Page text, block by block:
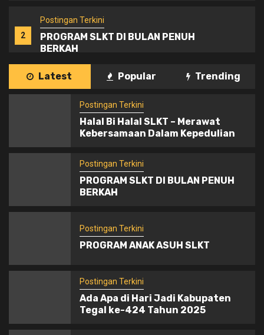
PROGRAM SLKT DI BULAN PENUH
BERKAH
3
Postingan Terkini
PROGRAM ANAK ASUH SLKT
4
Postingan Terkini
Ada Apa di Hari Jadi Kabupaten Tegal
ke-424 Tahun 2025
Scouting Disabilitas
Latest Popular Trending
Postingan Terkini
Halal Bi Halal SLKT – Merawat
Kebersamaan Dalam Kepedulian
Postingan Terkini
PROGRAM SLKT DI BULAN PENUH
BERKAH
Postingan Terkini
PROGRAM ANAK ASUH SLKT
Postingan Terkini
Ada Apa di Hari Jadi Kabupaten
Tegal ke-424 Tahun 2025